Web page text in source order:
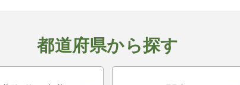
都道府県から探す